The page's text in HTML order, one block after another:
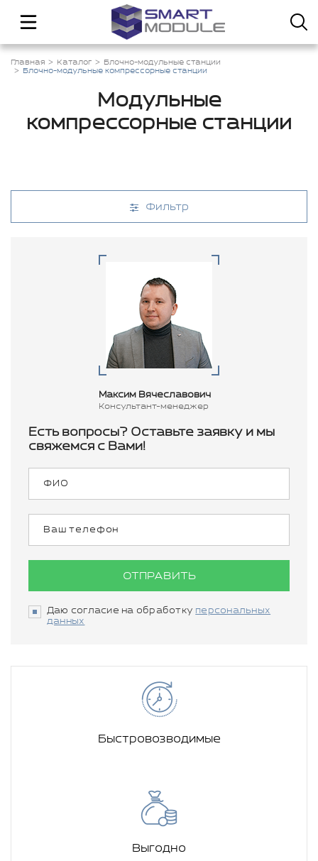
Главная Каталог
Блочно-модульные станции
Блочно-модульные компрессорные станции
Модульные
компрессорные станции
Фильтр
Максим Вячеславович
Консультант-менеджер
Есть вопросы? Оставьте заявку и мы
свяжемся с Вами!
ОТПРАВИТЬ
Даю согласие на обработку персональных
данных
Быстровозводимые
Выгодно